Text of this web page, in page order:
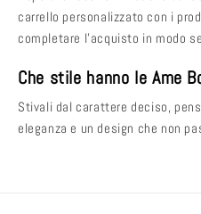
carrello personalizzato con i
completare l’acquisto in modo
Che stile hanno le Ame
Stivali dal carattere deciso,
eleganza e un design che non